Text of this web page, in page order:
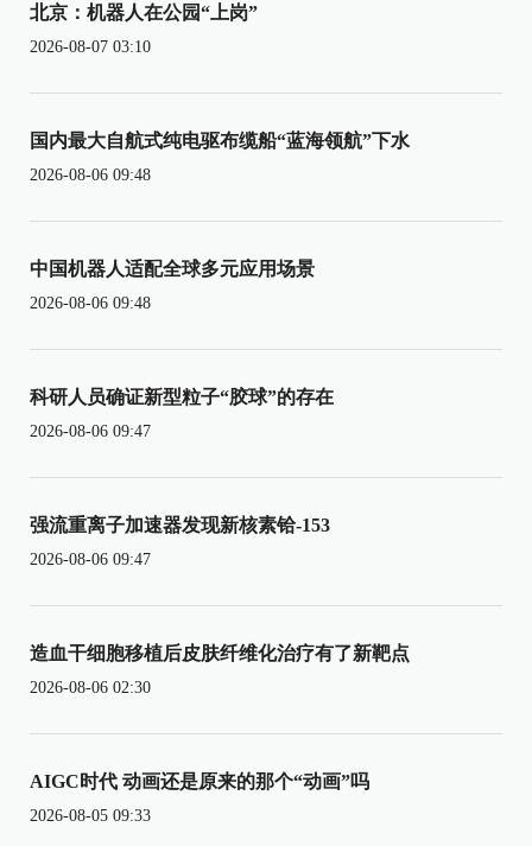
北京：机器人在公园“上岗”
2026-08-07 03:10
国内最大自航式纯电驱布缆船“蓝海领航”下水
2026-08-06 09:48
中国机器人适配全球多元应用场景
2026-08-06 09:48
科研人员确证新型粒子“胶球”的存在
2026-08-06 09:47
强流重离子加速器发现新核素铪-153
2026-08-06 09:47
造血干细胞移植后皮肤纤维化治疗有了新靶点
2026-08-06 02:30
AIGC时代 动画还是原来的那个“动画”吗
2026-08-05 09:33